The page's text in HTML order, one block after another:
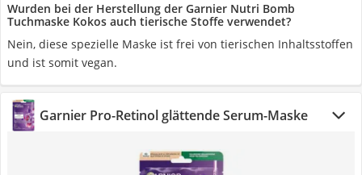
Wurden bei der Herstellung der Garnier Nutri Bomb
Tuchmaske Kokos auch tierische Stoffe verwendet?
Nein, diese spezielle Maske ist frei von tierischen Inhaltsstoffen
und ist somit vegan.
Garnier Pro-Retinol glättende Serum-Maske